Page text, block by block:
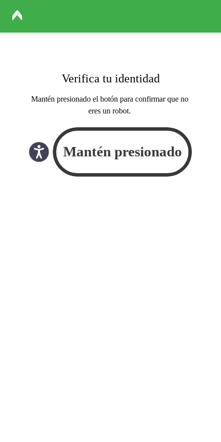
Verifica tu identidad
Mantén presionado el botón para confirmar que no
eres un robot.